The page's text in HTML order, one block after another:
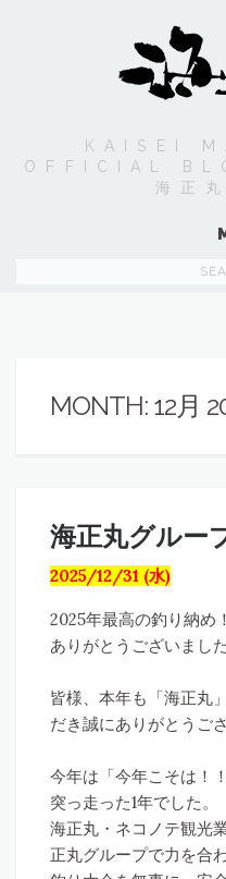
KAISEI
OFFICIAL
海正
MONTH: 12月
海正丸グルー
2025/12/31 (水)
2025年最高の釣り納め！
ありがとうございました
皆様、本年も「海正丸
だき誠にありがとうご
今年は「今年こそは！
突っ走った1年でした。
海正丸・ネコノテ観光
正丸グループで力を合